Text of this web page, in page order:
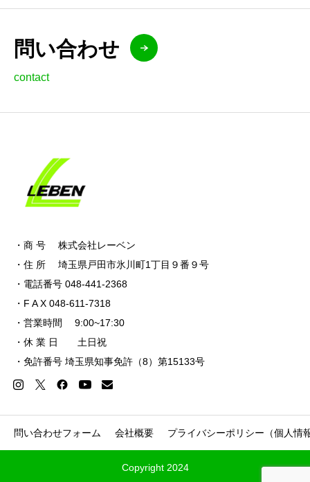
問い合わせ
contact
・商 号 株式会社レーベン
・住 所 埼玉県戸田市氷川町1丁目９番９号
・電話番号 048-441-2368
・F A X 048-611-7318
・営業時間 9:00~17:30
・休 業 日 土日祝
・免許番号 埼玉県知事免許（8）第15133号
問い合わせフォーム 会社概要 プライバシーポリシー（個人情
Copyright 2024